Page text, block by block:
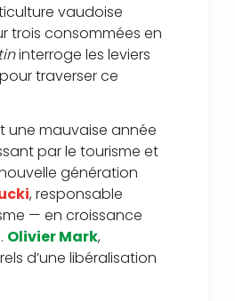
vaudoise
trois consommées en
interroge les leviers
traverser ce
une mauvaise année
par le tourisme et
génération
, responsable
— en croissance
Olivier Mark,
d’une libéralisation